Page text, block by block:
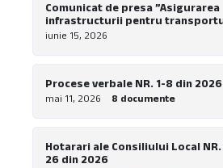
Comunicat de presa ”Asigurarea
infrastructurii pentru
verde in comuna Nadrag –
iunie 15, 2026
Procese verbale NR. 1-8 din 2026
mai 11, 2026 8 documente
Hotarari ale Consiliului Local NR.
26 din 2026